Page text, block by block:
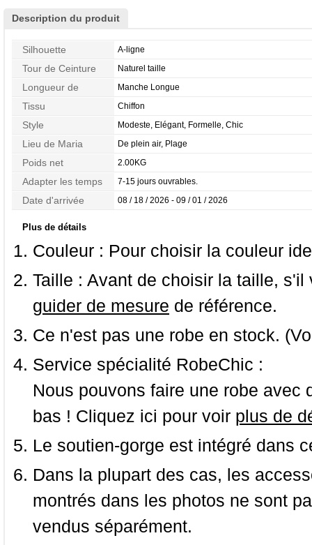
Description du produit
Silhouette A-ligne
Tour de Ceinture Naturel taille
Longueur de
Manches
Manche Longue
Tissu Chiffon
Style Modeste, Elégant, Formelle, Chic
Lieu de Maria De plein air, Plage
Poids net 2.00KG
Adapter les temps 7-15 jours ouvrables.
Date d'arrivée 08 / 18 / 2026 - 09 / 01 / 2026
Plus de détails
Couleur : Pour choisir la couleur
Taille : Avant de choisir la taille,
guider de mesure de référence.
Ce n'est pas une robe en stock.
Service spécialité RobeChic :
Nous pouvons faire une robe
bas ! Cliquez ici pour voir plus de
Le soutien-gorge est intégré dans
Dans la plupart des cas, les
montrés dans les photos ne sont
vendus séparément.